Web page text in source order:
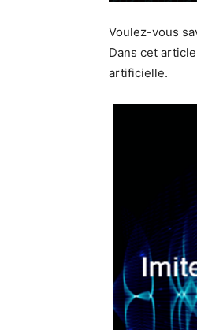
Voulez-vous
Dans cet
artificielle.